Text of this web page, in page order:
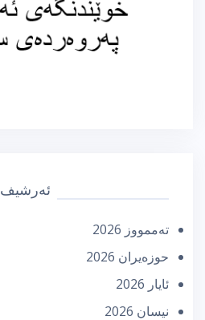
ئەرشیف
تەممووز 2026
حوزه‌یران 2026
ئایار 2026
نیسان 2026